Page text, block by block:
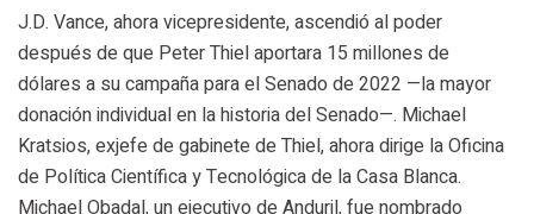
J.D. Vance, ahora vicepresidente, ascendió al poder
después de que Peter Thiel aportara 15 millones de
dólares a su campaña para el Senado de 2022 —la mayor
donación individual en la historia del Senado—. Michael
Kratsios, exjefe de gabinete de Thiel, ahora dirige la Oficina
de Política Científica y Tecnológica de la Casa Blanca.